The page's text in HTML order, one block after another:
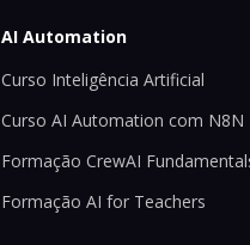
AI Automation
Curso Inteligência Artificial
Curso AI Automation com N8N
Formação CrewAI
Formação AI for Teachers